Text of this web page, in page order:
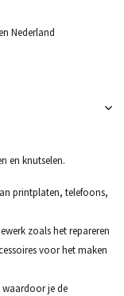
Nederland
en knutselen.
printplaten, telefoons,
zoals het repareren
voor het maken
waardoor je de